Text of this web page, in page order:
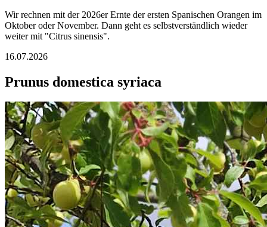
Wir rechnen mit der 2026er Ernte der ersten Spanischen Orangen im
Oktober oder November. Dann geht es selbstverständlich wieder
weiter mit "Citrus sinensis".
16.07.2026
Prunus domestica syriaca